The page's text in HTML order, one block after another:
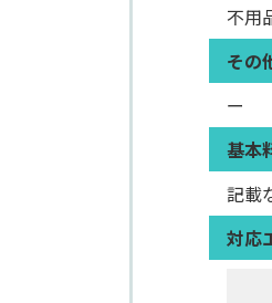
不用
その
ー
基本
記載
対応